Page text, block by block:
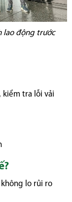
trước
kiểm tra lỗi vải
không lo rủi ro